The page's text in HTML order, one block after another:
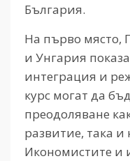
България.
На първо място,
и Унгария
интеграция и
курс могат да
преодоляване
развитие, така
Икономистите и